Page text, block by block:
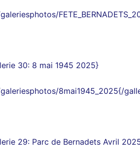
30: 8 mai 1945 2025}
8mai1945_2025{/
29: Parc de Bernadets Avril